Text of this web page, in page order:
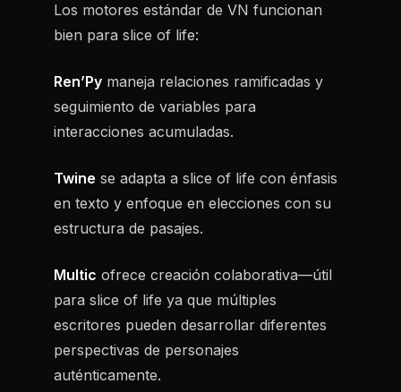
Los motores estándar de VN funcionan
bien para slice of life:
Ren’Py maneja relaciones ramificadas y
seguimiento de variables para
interacciones acumuladas.
Twine se adapta a slice of life con énfasis
en texto y enfoque en elecciones con su
estructura de pasajes.
Multic ofrece creación colaborativa—útil
para slice of life ya que múltiples
escritores pueden desarrollar diferentes
perspectivas de personajes
auténticamente.